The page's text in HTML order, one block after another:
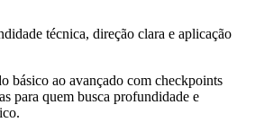
técnica, direção clara e aplicação
básico ao avançado com checkpoints
para quem busca profundidade e